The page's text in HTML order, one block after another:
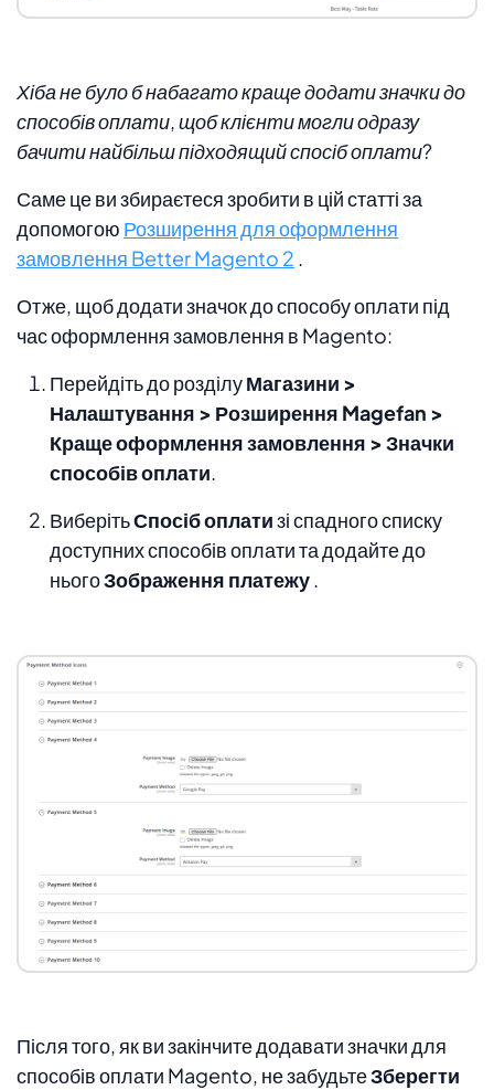
Хіба не було б набагато краще додати значки до
способів оплати, щоб клієнти могли одразу
бачити найбільш підходящий спосіб оплати?
Саме це ви збираєтеся зробити в цій статті за
допомогою Розширення для оформлення
замовлення Better Magento 2 .
Отже, щоб додати значок до способу оплати під
час оформлення замовлення в Magento:
Перейдіть до розділуМагазини >
Налаштування > Розширення Magefan >
Краще оформлення замовлення > Значки
способів оплати.
ВиберітьСпосіб оплатизі спадного списку
доступних способів оплати та додайте до
ньогоЗображення платежу.
Після того, як ви закінчите додавати значки для
способів оплати Magento, не забудьтеЗберегти